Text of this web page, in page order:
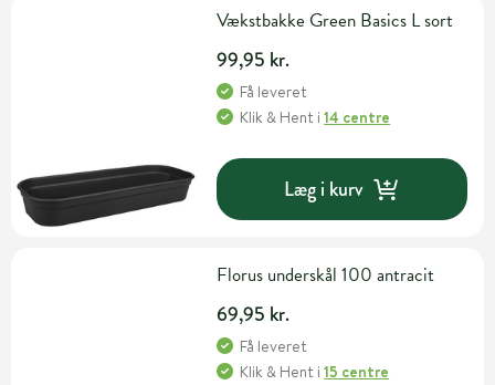
Vækstbakke Green Basics L sort
99,95 kr.
Få leveret
Klik & Hent i14 centre
Læg i kurv
Florus underskål 100 antracit
69,95 kr.
Få leveret
Klik & Hent i15 centre